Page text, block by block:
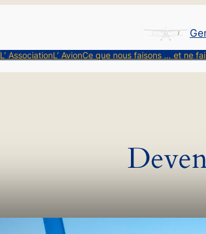
L’ AssociationL’ AvionCe que nous faisons … et ne